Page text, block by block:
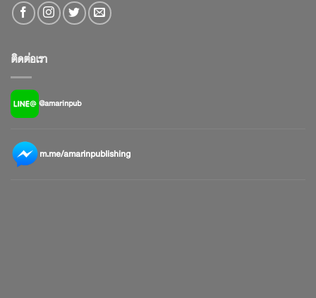
ติดต่อเรา
@amarinpub
m.me/amarinpublishing